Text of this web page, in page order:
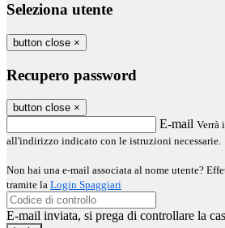
Seleziona utente
button close ×
Recupero password
button close ×
E-mail Verrà
all'indirizzo indicato con le istruzioni necessarie.
Non hai una e-mail associata al nome utente?
tramite la Login Spaggiari
E-mail inviata, si prega di controllare la